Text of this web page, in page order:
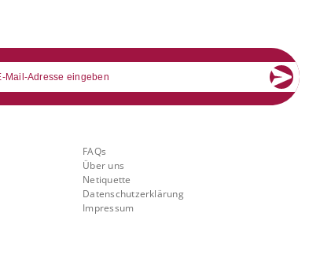
FAQs
Über uns
Netiquette
Datenschutzerklärung
Impressum